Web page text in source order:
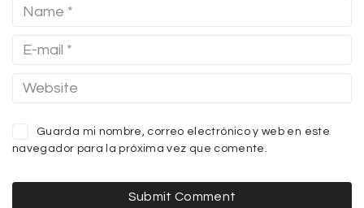
Guarda mi nombre, correo electrónico y web en este
navegador para la próxima vez que comente.